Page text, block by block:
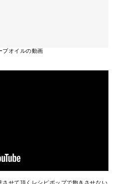
ブオイルの動画
せて頂くレシピポップで飽きさせない